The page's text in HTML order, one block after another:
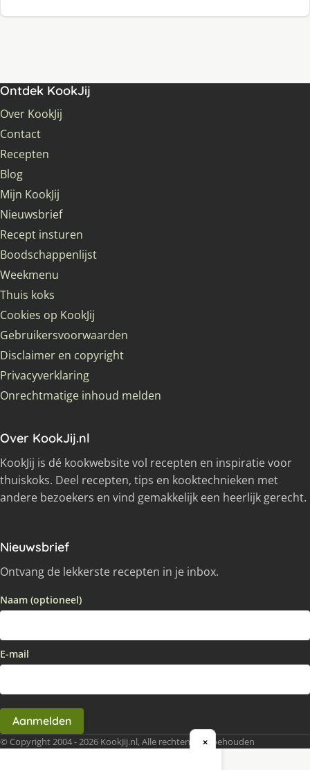
Ontdek KookJij
Over KookJij
Contact
Recepten
Blog
Mijn KookJij
Nieuwsbrief
Recept insturen
Boodschappenlijst
Weekmenu
Thuis koks
Cookies op KookJij
Gebruikersvoorwaarden
Disclaimer en copyright
Privacyverklaring
Onrechtmatige inhoud melden
Over KookJij.nl
KookJij is dé kookwebsite vol recepten en inspiratie voor
thuiskoks. Deel recepten, tips en kooktechnieken met
andere bezoekers en vind gemakkelijk een heerlijk gerecht.
Nieuwsbrief
Ontvang de lekkerste recepten in je inbox.
Naam (optioneel)
E-mail
Aanmelden
© Copyright 2004 - 2026 KookJij.nl, Alle rechten voorbehouden
×